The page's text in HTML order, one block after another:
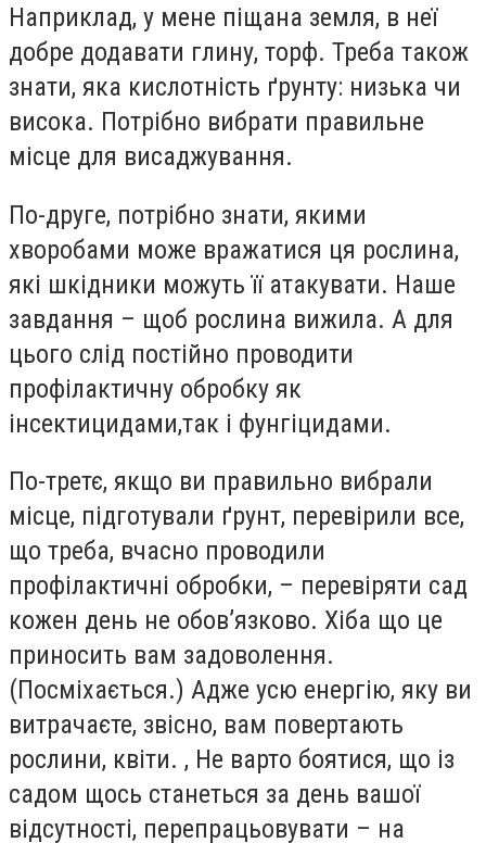
Наприклад, у мене піщана земля, в неї
добре додавати глину, торф. Треба також
знати, яка кислотність ґрунту: низька чи
висока. Потрібно вибрати правильне
місце для висаджування.
По-друге, потрібно знати, якими
хворобами може вражатися ця рослина,
які шкідники можуть її атакувати. Наше
завдання – щоб рослина вижила. А для
цього слід постійно проводити
профілактичну обробку як
інсектицидами,так і фунгіцидами.
По-третє, якщо ви правильно вибрали
місце, підготували ґрунт, перевірили все,
що треба, вчасно проводили
профілактичні обробки, – перевіряти сад
кожен день не обов’язково. Хіба що це
приносить вам задоволення.
(Посміхається.) Адже усю енергію, яку ви
витрачаєте, звісно, вам повертають
рослини, квіти. , Не варто боятися, що із
садом щось станеться за день вашої
відсутності, перепрацьовувати – на